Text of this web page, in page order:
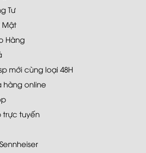
Tư
Mật
Hàng
mới cùng loại 48H
hàng online
trực tuyến